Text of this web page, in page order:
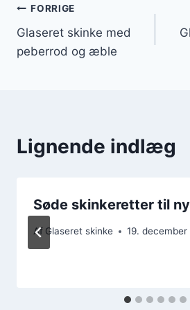
Indlægsnavigation
FORRIGE
Glaseret skinke med
peberrod og æble
Lignende indlæg
Søde skinkeretter til
Af Glaseret skinke 19.